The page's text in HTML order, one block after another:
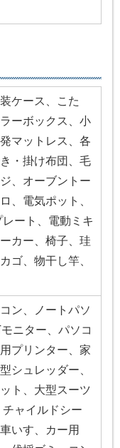
ケース、こた
ーボックス、小
マットレス、各
・掛け布団、毛
、オーブントー
、電気ポット、
ート、電動ミキ
カー、椅子、珪
ゴ、物干し竿、
ン、ノートパソ
ニター、パソコ
プリンター、家
シュレッダー、
ト、大型スーツ
ャイルドシー
いす、カー用